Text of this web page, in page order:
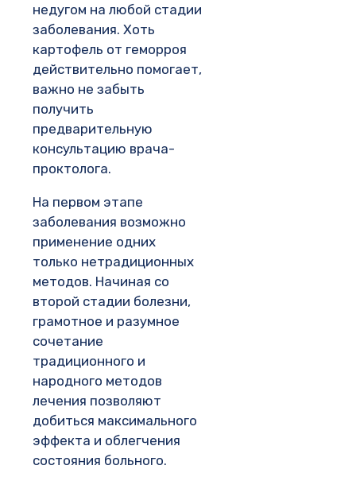
недугом на любой стадии
заболевания. Хоть
картофель от геморроя
действительно помогает,
важно не забыть
получить
предварительную
консультацию врача-
проктолога.
На первом этапе
заболевания возможно
применение одних
только нетрадиционных
методов. Начиная со
второй стадии болезни,
грамотное и разумное
сочетание
традиционного и
народного методов
лечения позволяют
добиться максимального
эффекта и облегчения
состояния больного.